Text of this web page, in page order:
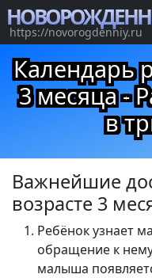
Календарь
3 месяца -
в
Важнейшие
возрасте 3
Ребёнок узнает
обращение к
малыша
https://novorogdenniy.ru